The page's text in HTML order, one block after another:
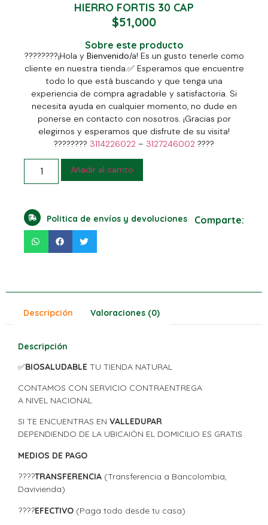
HIERRO FORTIS 30 CAP
$51,000
Sobre este producto
????????¡Hola y Bienvenido/a! Es un gusto tenerle como
cliente en nuestra tienda.✅Esperamos que encuentre
todo lo que está buscando y que tenga una
experiencia de compra agradable y satisfactoria. Si
necesita ayuda en cualquier momento, no dude en
ponerse en contacto con nosotros. ¡Gracias por
elegirnos y esperamos que disfrute de su visita!
???????? 3114226022 – 3127246002 ????
Añadir al carrito
Politica de envíos y devoluciones Comparte:
Descripción Valoraciones (0)
Descripción
✅BIOSALUDABLE TU TIENDA NATURAL
CONTAMOS CON SERVICIO CONTRAENTREGA
A NIVEL NACIONAL
SI TE ENCUENTRAS EN VALLEDUPAR
DEPENDIENDO DE LA UBICAIÓN EL DOMICILIO ES GRATIS
MEDIOS DE PAGO
????TRANSFERENCIA (Transferencia a Bancolombia,
Davivienda)
????EFECTIVO (Paga todo desde tu casa)